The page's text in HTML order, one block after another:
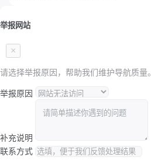
举报网站
×
请选择举报原因，帮助我们维护导航质量。
举报原因
补充说明
联系方式